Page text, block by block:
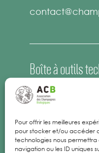
Pour offrir les meilleures
pour stocker et/ou accéder
technologies nous
navigation ou les ID uniques
Boîte à outils
Espace Presse
Mentions